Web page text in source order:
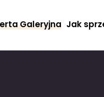
Galeryjna Jak